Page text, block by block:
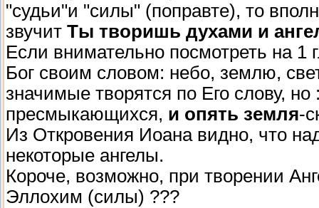
"судьи"и "силы" (поправте), то
звучит Ты творишь духами и
Если внимательно посмотреть на
Бог своим словом: небо, землю,
значимые творятся по Его слову, но
пресмыкающихся, и опять земля-
Из Откровения Иоана видно, что
некоторые ангелы.
Короче, возможно, при творении
Эллохим (силы) ???